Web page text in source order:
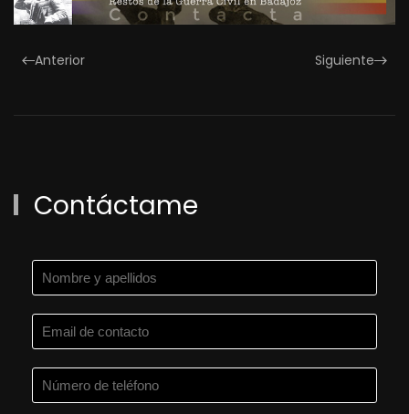
Anterior Siguiente
Contáctame